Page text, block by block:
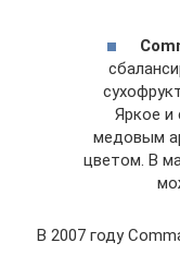
Яркое и
медовым
цветом. В
В 2007 году